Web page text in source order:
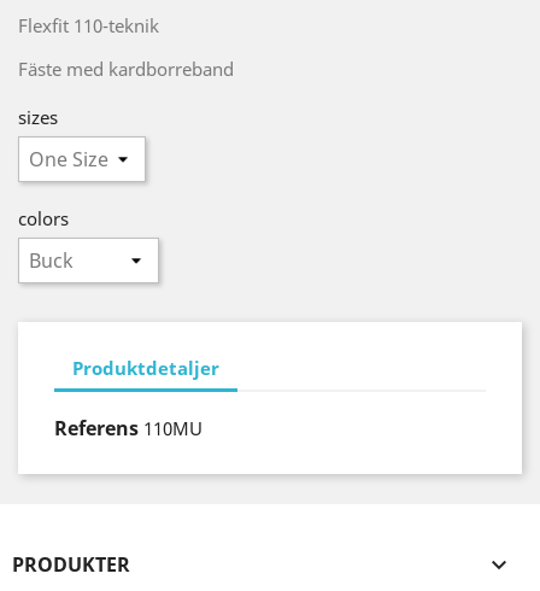
Flexfit 110-teknik
Fäste med kardborreband
sizes
colors
Produktdetaljer
Referens 110MU
PRODUKTER 